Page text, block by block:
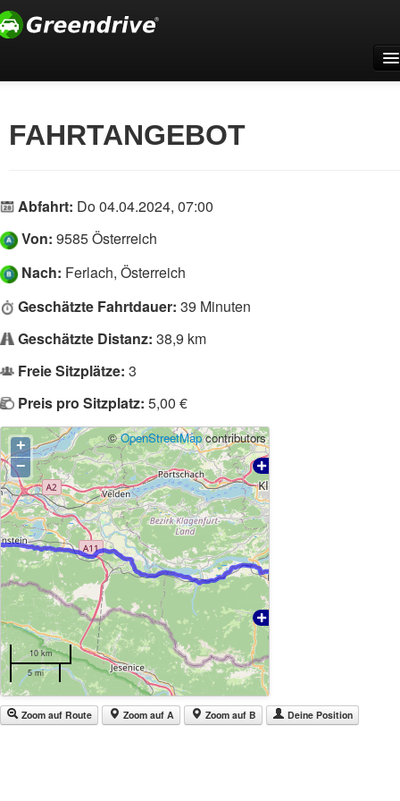
Für Firmen
Support
Registrieren
Deutsch
FAHRTANGEBOT
Abfahrt: Do 04.04.2024, 07:00
Von: 9585 Österreich
Nach: Ferlach, Österreich
Geschätzte Fahrtdauer: 39 Minuten
Geschätzte Distanz: 38,9 km
Freie Sitzplätze: 3
Preis pro Sitzplatz: 5,00 €
+
−
©OpenStreetMapcontributors
10 km
5 mi
Zoom auf Route Zoom auf A Zoom auf B Deine Position